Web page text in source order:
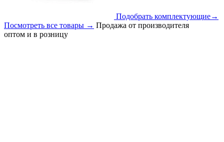
Подобрать комплектующие→
Посмотреть все товары → Продажа от производителя
оптом и в розницу